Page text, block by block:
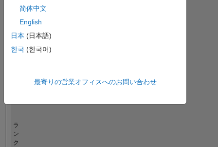
コントリビューション 15
5
L
11/18
09/19
07/20
05/21
03/22
01/23
11/23
09/24
07/25
05/26
10/19
09/20
08/21
07/22
06/23
05/24
04/25
03/26 12/19 01/21 02/22 03/23 04/24
ラ
ン
ク
简体中文
English
日本 (日本語)
한국 (한국어)
最寄りの営業オフィスへのお問い合わせ